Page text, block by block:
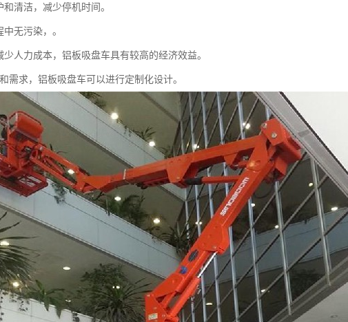
清洁，减少停机时间。
无污染，。
人力成本，铝板吸盘车具有较高的经济效益。
需求，铝板吸盘车可以进行定制化设计。